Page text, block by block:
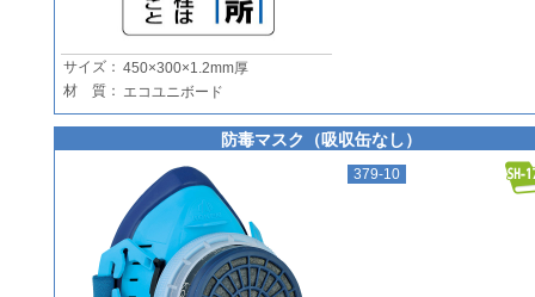
サイズ： 450×300×1.2mm厚
材 質： エコユニボード
防毒マスク（吸収缶なし）
379-10